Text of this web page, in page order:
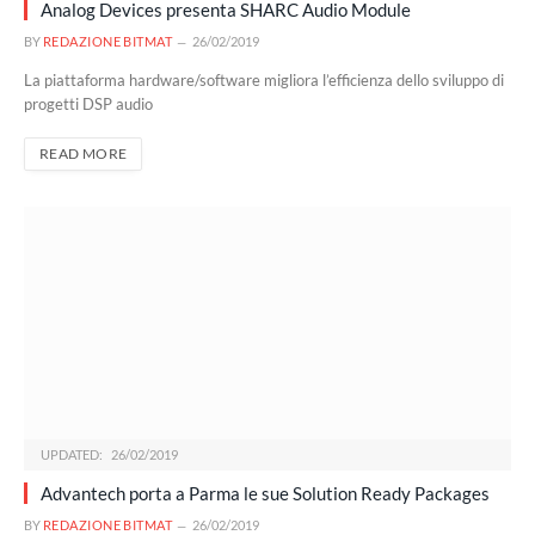
Analog Devices presenta SHARC Audio Module
BY REDAZIONE BITMAT 26/02/2019
La piattaforma hardware/software migliora l’efficienza dello sviluppo di
progetti DSP audio
READ MORE
UPDATED: 26/02/2019
Advantech porta a Parma le sue Solution Ready Packages
BY REDAZIONE BITMAT 26/02/2019